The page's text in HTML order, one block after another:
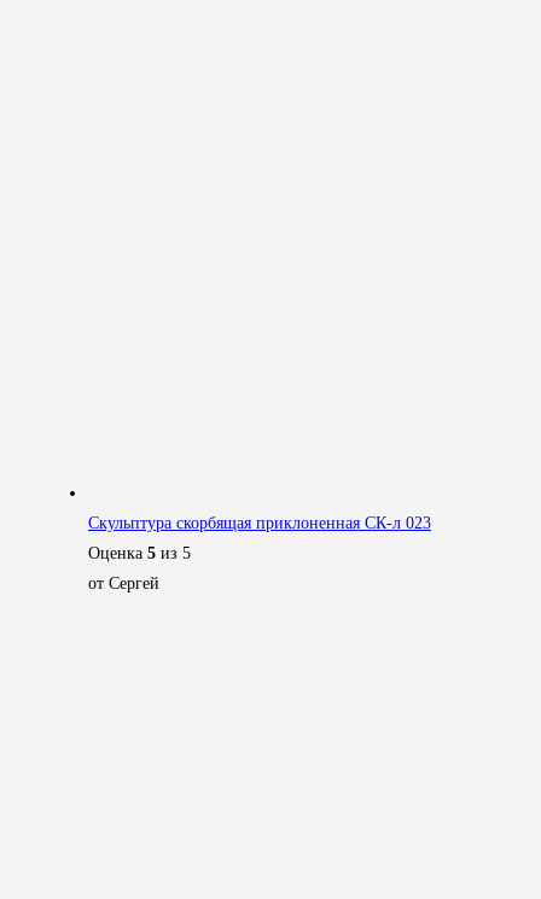
Скульптура скорбящая приклоненная СК-л 023
Оценка 5 из 5
от Сергей